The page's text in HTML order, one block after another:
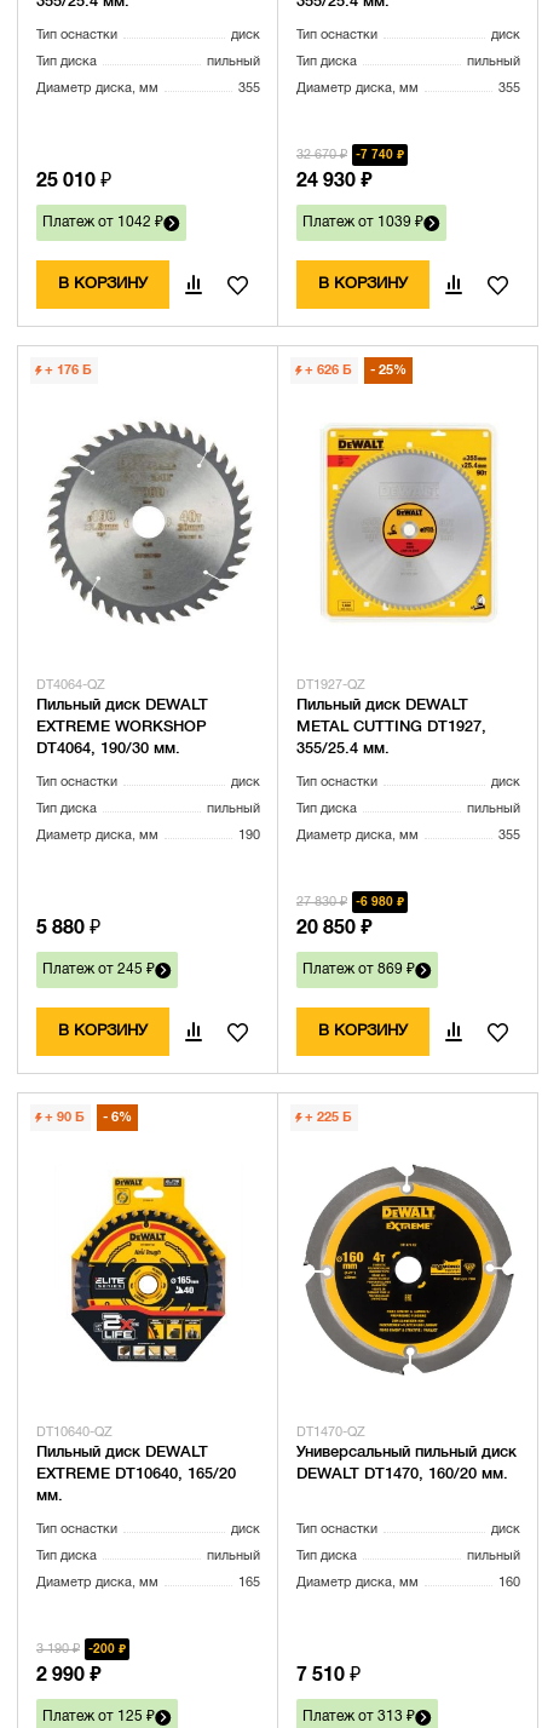
Тип оснастки диск
Тип диска пильный
Диаметр диска, мм 355
25 010 ₽
Платеж от 1042 ₽
В КОРЗИНУ
Тип оснастки диск
Тип диска пильный
Диаметр диска, мм 355
32 670 ₽ 7 740 ₽
24 930 ₽
Платеж от 1039 ₽
В КОРЗИНУ
+ 176 Б
DT4064-QZ
Пильный диск DEWALT
EXTREME WORKSHOP
DT4064, 190/30 мм.
Тип оснастки диск
Тип диска пильный
Диаметр диска, мм 190
5 880 ₽
Платеж от 245 ₽
В КОРЗИНУ
+ 626 Б 25%
DT1927-QZ
Пильный диск DEWALT
METAL CUTTING DT1927,
355/25.4 мм.
Тип оснастки диск
Тип диска пильный
Диаметр диска, мм 355
27 830 ₽ 6 980 ₽
20 850 ₽
Платеж от 869 ₽
В КОРЗИНУ
+ 90 Б 6%
DT10640-QZ
Пильный диск DEWALT
EXTREME DT10640, 165/20
мм.
Тип оснастки диск
Тип диска пильный
Диаметр диска, мм 165
3 190 ₽ 200 ₽
2 990 ₽
Платеж от 125 ₽
+ 225 Б
DT1470-QZ
Универсальный пильный диск
DEWALT DT1470, 160/20 мм.
Тип оснастки диск
Тип диска пильный
Диаметр диска, мм 160
7 510 ₽
Платеж от 313 ₽